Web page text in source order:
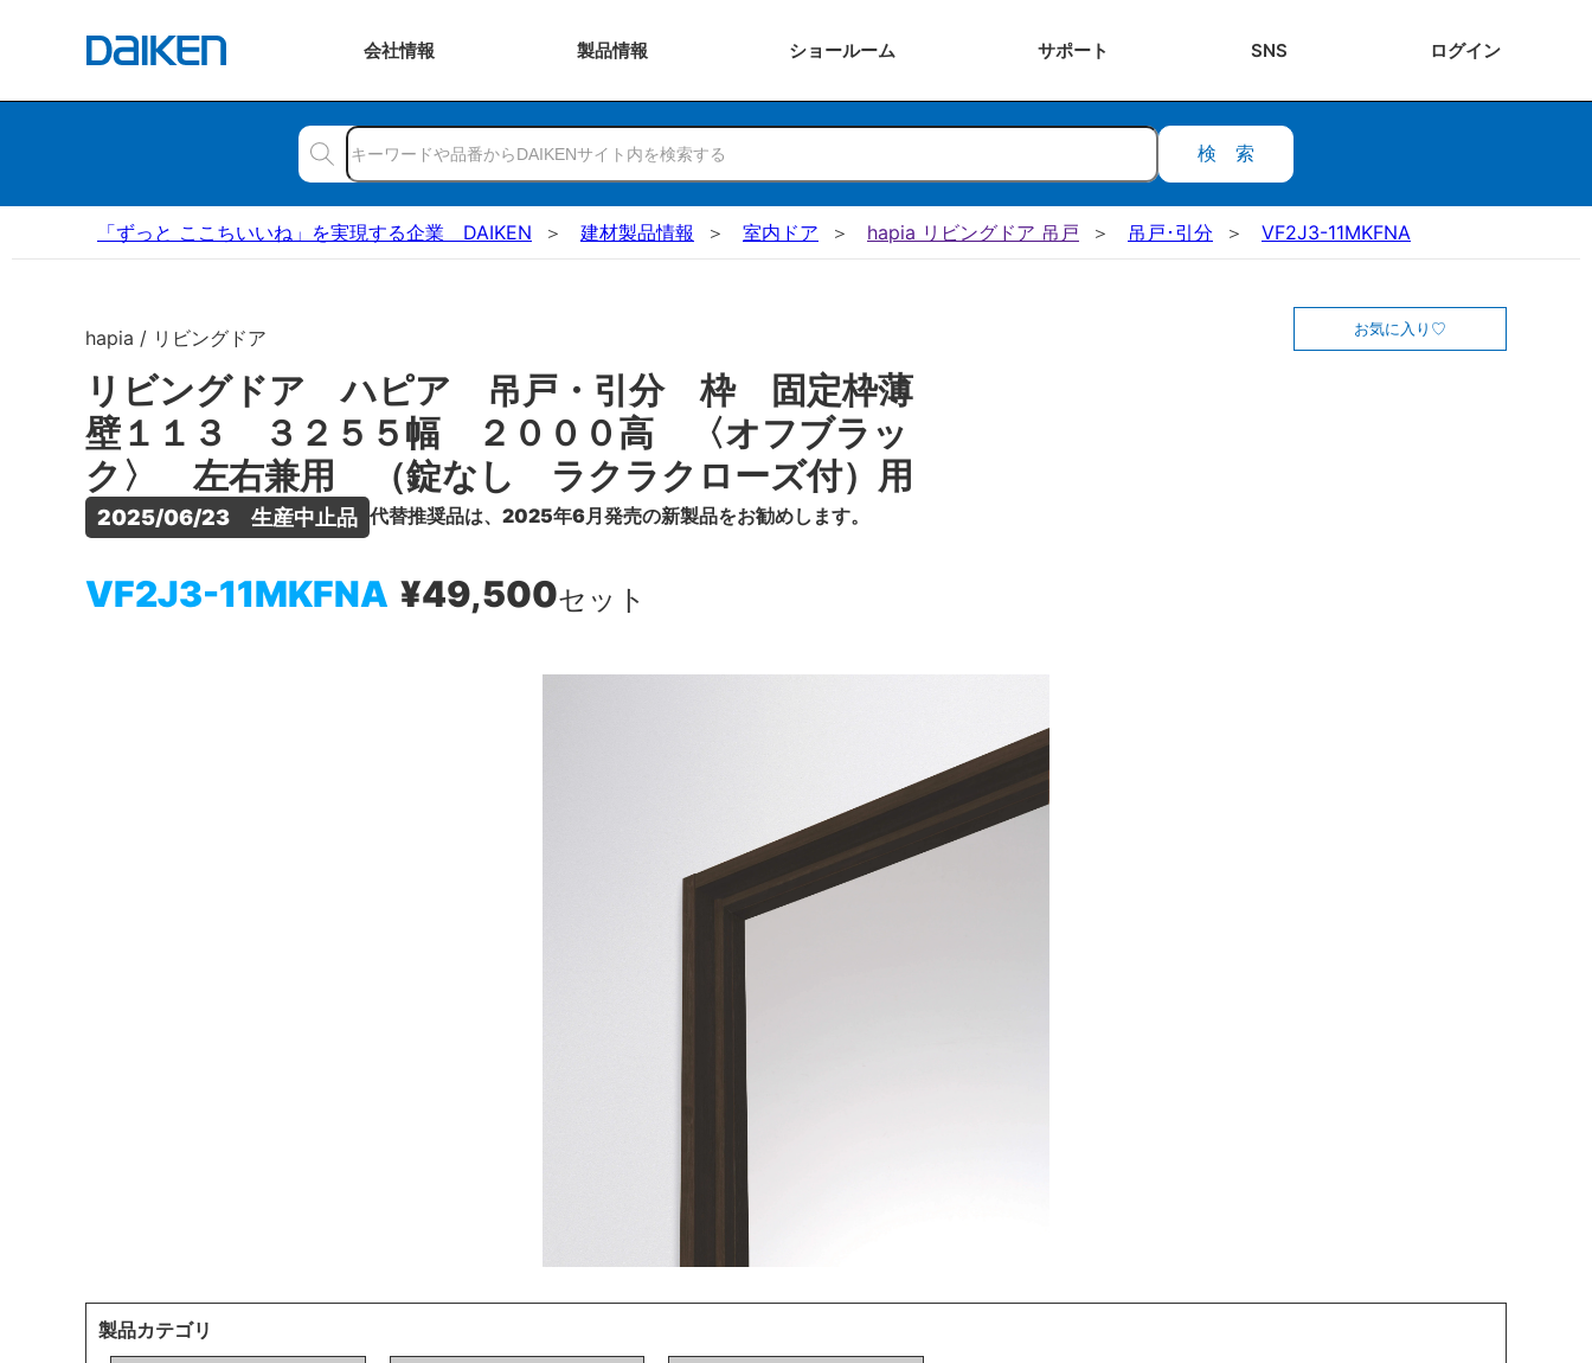
会社情報 製品情報 ショールーム サポート SNS ログイン
検索
「ずっと ここちいいね」を実現する企業 DAIKEN 建材製品情報 室内ドア hapia リビングドア 吊戸 吊戸･引分 VF2J3-11MKFNA
hapia / リビングドア
リビングドア ハピア 吊戸・引分 枠 固定枠薄
壁１１３ ３２５５幅 ２０００高 〈オフブラッ
ク〉 左右兼用 （錠なし ラクラクローズ付）用
2025/06/23　生産中止品 代替推奨品は、2025年6月発売の新製品をお勧めします。
VF2J3-11MKFNA ¥49,500セット
お気に入り
製品カテゴリ